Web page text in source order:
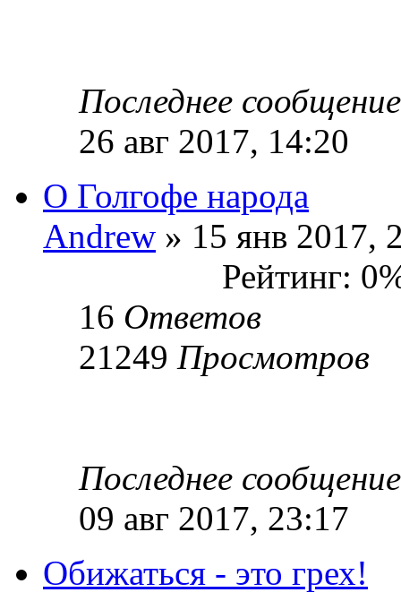
Последнее
26 авг 2017, 14:20
О Голгофе народа
Andrew » 15 янв 2017,
Рейтинг:
16 Ответов
21249 Просмотров
Последнее
09 авг 2017, 23:17
Обижаться - это грех!